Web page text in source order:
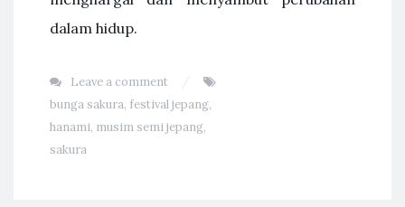
dalam hidup.
Leave a comment
bunga sakura, festival jepang,
hanami, musim semi jepang,
sakura